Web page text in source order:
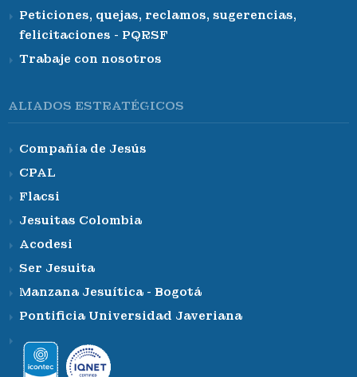
Peticiones, quejas, reclamos, sugerencias,
felicitaciones - PQRSF
Trabaje con nosotros
ALIADOS ESTRATÉGICOS
Compañía de Jesús
CPAL
Flacsi
Jesuitas Colombia
Acodesi
Ser Jesuita
Manzana Jesuítica - Bogotá
Pontificia Universidad Javeriana